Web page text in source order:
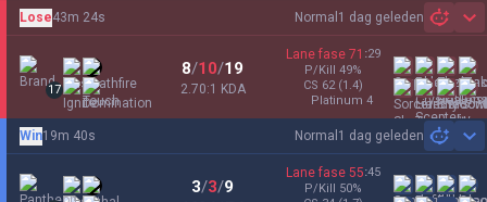
Normal 1 dag geleden
Lose43m 24s
17
8/10/19
2.70:1 KDA
Lane fase 71 :29
P/Kill 49%
CS 62 (1.4)
platinum 4
Normal 1 dag geleden
Win19m 40s
3/3/9
Lane fase 55:45
P/Kill 50%